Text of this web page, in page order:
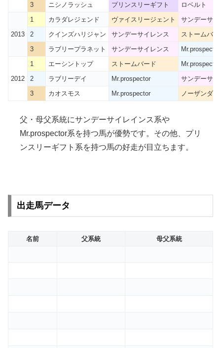
3
ニシノラッシュ プリンスリーギフト ロベルト
2013
1 カラダレジェンド ヴァイスリージェント
サンデーサイ
2
クインズハリジャン サンデーサイレンス
ストームバー
3
ラブリープラネット サンデーサイレンス Mr.prospector
2012
1 エーシントップ ストームバード
Mr.prospector
2
ラブリーデイ Mr.prospector
サンデーサイ
3
カオスモス Mr.prospector ノーザンダ
父・母父系統にサンデーサイレインス系や
Mr.prospector系を持つ馬が優勢です。その他、プリ
ンスリーギフト系を持つ馬の好走が目立ちます。
出走馬データ
名前 父系統 母父系統